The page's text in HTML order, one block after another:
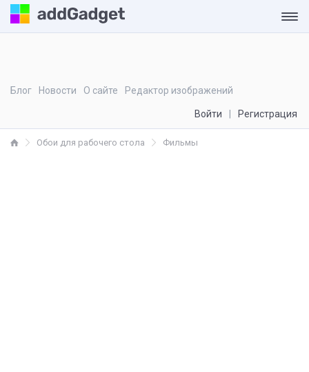
Блог Новости О сайте Редактор изображений
Войти Регистрация
Обои для рабочего стола Фильмы